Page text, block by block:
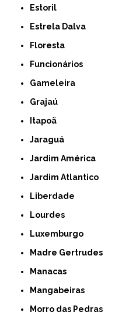
Estoril
Estrela Dalva
Floresta
Funcionários
Gameleira
Grajaú
Itapoã
Jaraguá
Jardim América
Jardim Atlantico
Liberdade
Lourdes
Luxemburgo
Madre Gertrudes
Manacas
Mangabeiras
Morro das Pedras